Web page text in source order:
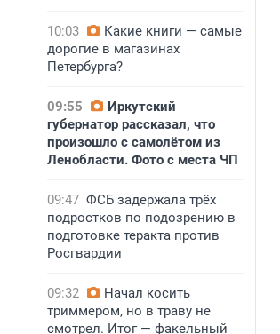
10:03
Какие книги — самые
дорогие в магазинах
Петербурга?
09:55
Иркутский
губернатор рассказал, что
произошло с самолётом из
Ленобласти. Фото с места ЧП
09:47 ФСБ задержала трёх
подростков по подозрению в
подготовке теракта против
Росгвардии
09:32
Начал косить
триммером, но в траву не
смотрел. Итог — факельный